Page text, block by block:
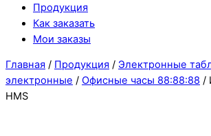
Продукция
Как заказать
Мои заказы
Close
Menu
Close
Cart
Главная / Продукция / Электронные
электронные / Офисные часы 88:88:88 /
HMS